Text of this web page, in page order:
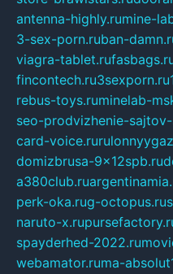
antenna-highly.rumine-
3-sex-porn.ruban-
viagra-tablet.ru
fincontech.ru3sexporn.ru
rebus-toys.ruminelab-
seo-prodvizhenie-
card-voice.ru
domizbrusa-9x12spb.ru
a380club.ru
perk-oka.rug-octopus.ru
naruto-x.ru
spayderhed-2022.ru
webamator.ruma-